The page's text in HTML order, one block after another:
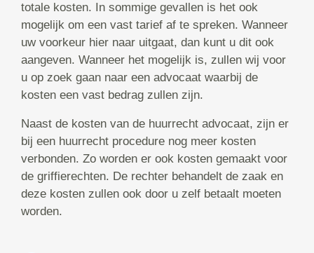
totale kosten. In sommige gevallen is het ook
mogelijk om een vast tarief af te spreken. Wanneer
uw voorkeur hier naar uitgaat, dan kunt u dit ook
aangeven. Wanneer het mogelijk is, zullen wij voor
u op zoek gaan naar een advocaat waarbij de
kosten een vast bedrag zullen zijn.
Naast de kosten van de huurrecht advocaat, zijn er
bij een huurrecht procedure nog meer kosten
verbonden. Zo worden er ook kosten gemaakt voor
de griffierechten. De rechter behandelt de zaak en
deze kosten zullen ook door u zelf betaalt moeten
worden.